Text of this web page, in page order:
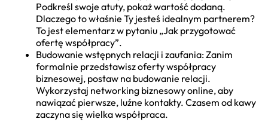
Podkreśl swoje atuty, pokaż wartość dodaną.
Dlaczego to właśnie Ty jesteś idealnym partnerem?
To jest elementarz w pytaniu „Jak przygotować
ofertę współpracy”.
Budowanie wstępnych relacji i zaufania: Zanim
formalnie przedstawisz oferty współpracy
biznesowej, postaw na budowanie relacji.
Wykorzystaj networking biznesowy online, aby
nawiązać pierwsze, luźne kontakty. Czasem od kawy
zaczyna się wielka współpraca.